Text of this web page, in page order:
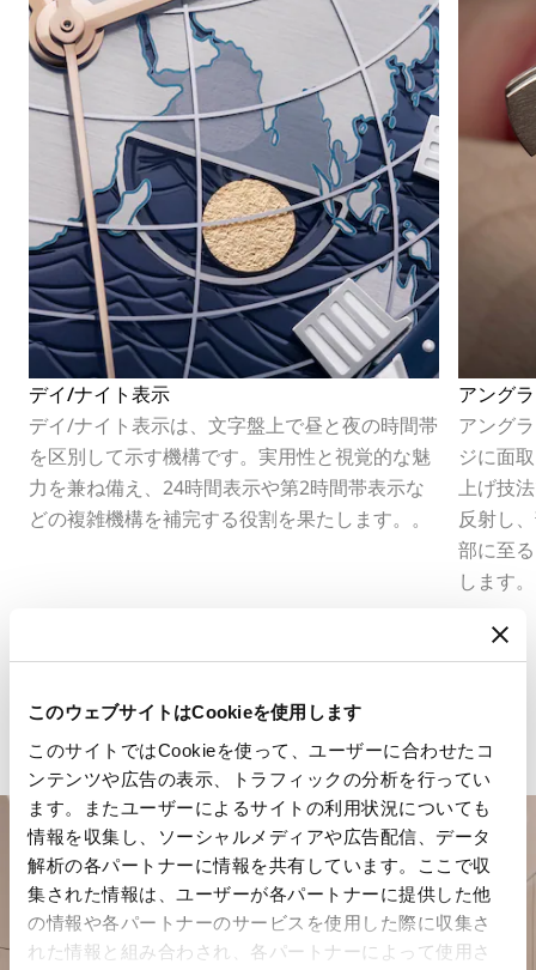
このウェブサイトはCookieを使用します
このサイトではCookieを使って、ユーザーに合わせたコ
ンテンツや広告の表示、トラフィックの分析を行ってい
ます。またユーザーによるサイトの利用状況についても
情報を収集し、ソーシャルメディアや広告配信、データ
解析の各パートナーに情報を共有しています。ここで収
集された情報は、ユーザーが各パートナーに提供した他
の情報や各パートナーのサービスを使用した際に収集さ
れた情報と組み合わされ、各パートナーによって使用さ
デイ/ナイト表示
デイ/ナイト表示は、文字盤上で昼と夜の時間帯
を区別して示す機構です。実用性と視覚的な魅
力を兼ね備え、24時間表示や第2時間帯表示な
どの複雑機構を補完する役割を果たします。。
アング
アング
ジに面
上げ技
反射し
部に至
します。